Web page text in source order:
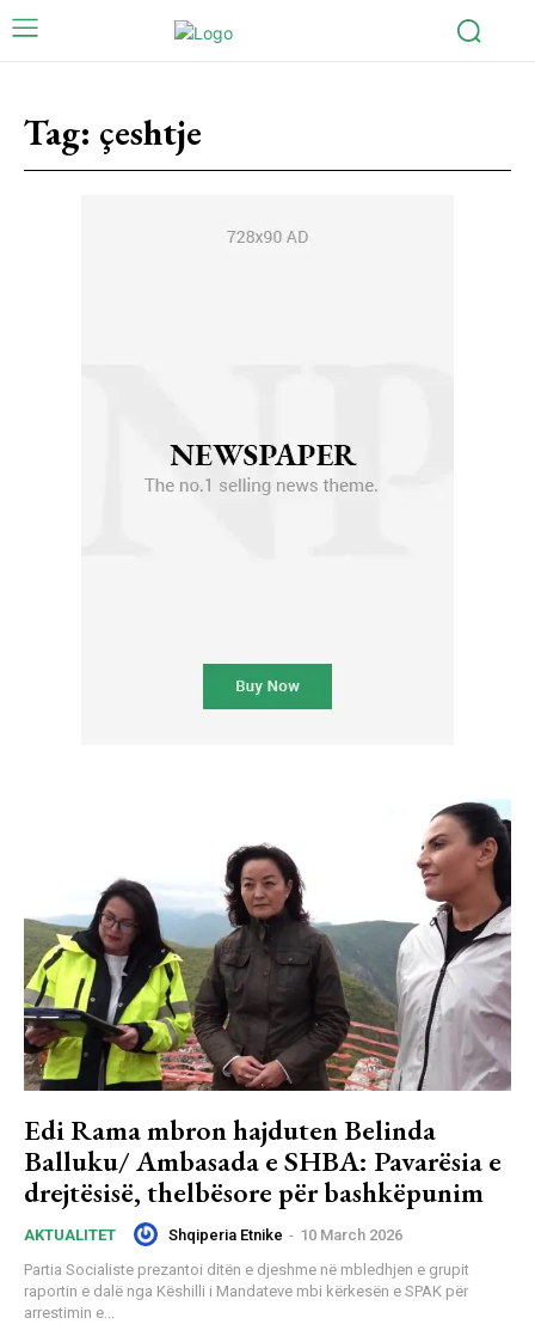
Tag: çeshtje
Edi Rama mbron hajduten Belinda
Balluku/ Ambasada e SHBA: Pavarësia e
drejtësisë, thelbësore për bashkëpunim
AKTUALITET Shqiperia Etnike - 10 March 2026
Partia Socialiste prezantoi ditën e djeshme në mbledhjen e grupit
raportin e dalë nga Këshilli i Mandateve mbi kërkesën e SPAK për
arrestimin e...